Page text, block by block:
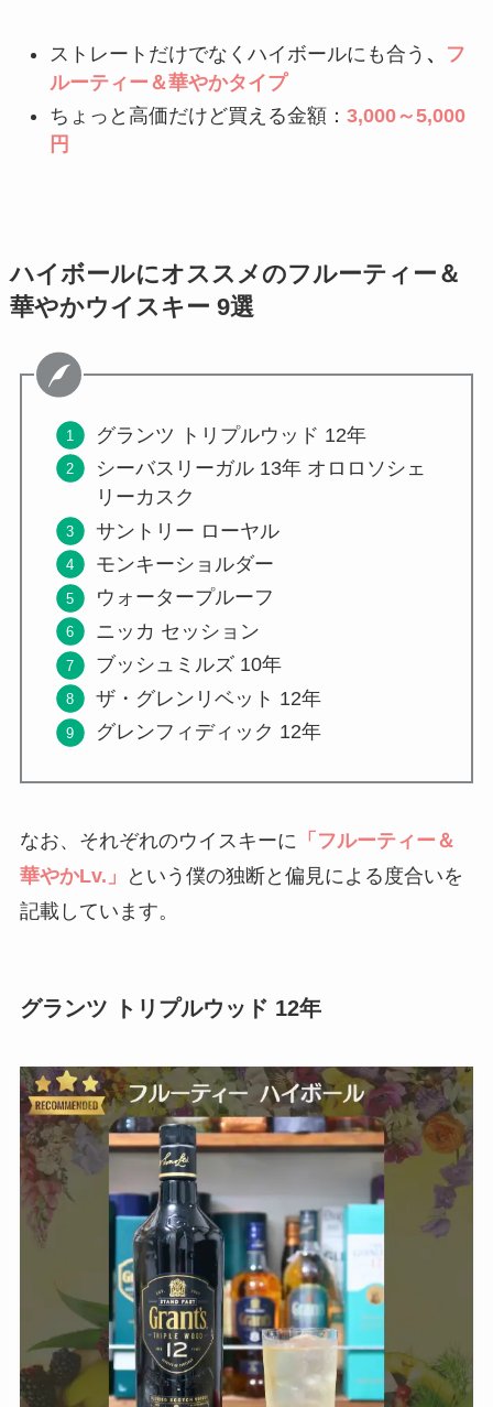
ストレートだけでなく ハイボールにも合う 、
フ
ルーティー＆華やかタイプ
ちょっと高価だけど買える金額： 3,000～5,000
円
ハイボールにオススメのフルーティー＆
華やかウイスキー 9選
グランツ トリプルウッド 12年
シーバスリーガル 13年 オロロソシェ
リーカスク
サントリー ローヤル
モンキーショルダー
ウォータープルーフ
ニッカ セッション
ブッシュミルズ 10年
ザ・グレンリベット 12年
グレンフィディック 12年
なお、それぞれのウイスキーに 「フルーティー＆
華やかLv.」
という僕の独断と偏見による度合いを
記載しています。
グランツ トリプルウッド 12年